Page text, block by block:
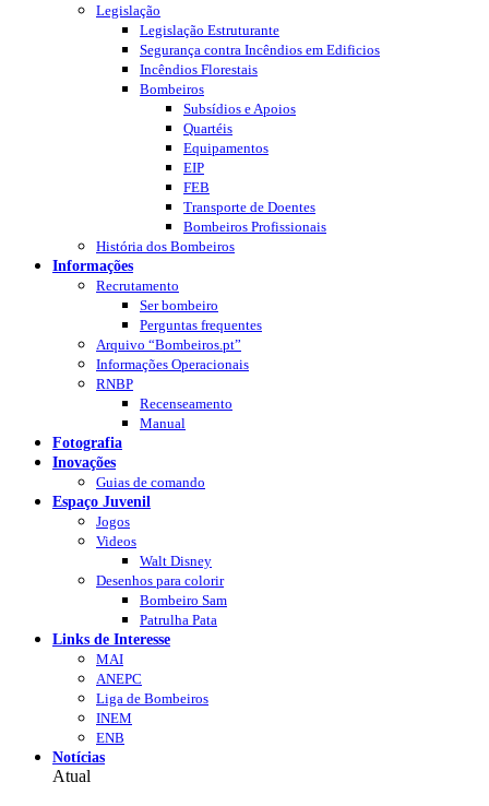
Legislação
Legislação Estruturante
Segurança contra Incêndios em Edificios
Incêndios Florestais
Bombeiros
Subsídios e Apoios
Quartéis
Equipamentos
EIP
FEB
Transporte de Doentes
Bombeiros Profissionais
História dos Bombeiros
Informações
Recrutamento
Ser bombeiro
Perguntas frequentes
Arquivo “Bombeiros.pt”
Informações Operacionais
RNBP
Recenseamento
Manual
Fotografia
Inovações
Guias de comando
Espaço Juvenil
Jogos
Videos
Walt Disney
Desenhos para colorir
Bombeiro Sam
Patrulha Pata
Links de Interesse
MAI
ANEPC
Liga de Bombeiros
INEM
ENB
Notícias
Atual